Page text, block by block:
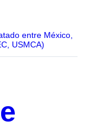
entre México,
USMCA)